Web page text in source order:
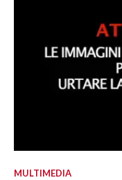
MULTIMEDIA